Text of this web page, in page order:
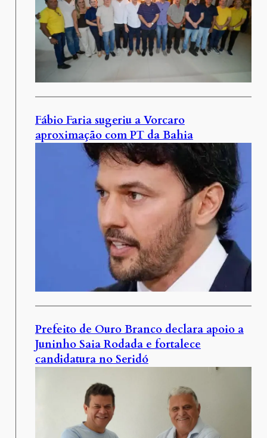
Fábio Faria sugeriu a Vorcaro
aproximação com PT da Bahia
Prefeito de Ouro Branco declara apoio a
Juninho Saia Rodada e fortalece
candidatura no Seridó